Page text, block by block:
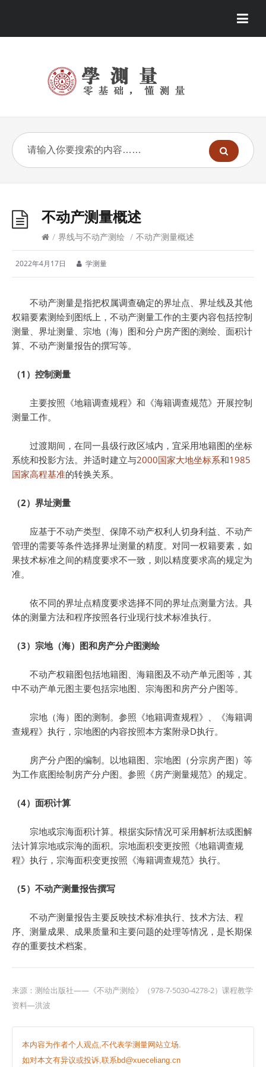
不动产测量概述
/ 界线与不动产测绘 / 不动产测量概述
2022年4月17日 学测量
不动产测量是指把权属调查确定的界址点、界址线及其他
权籍要素测绘到图纸上，不动产测量工作的主要内容包括控制
测量、界址测量、宗地（海）图和分户房产图的测绘、面积计
算、不动产测量报告的撰写等。
（1）控制测量
主要按照《地籍调查规程》和《海籍调查规范》开展控制
测量工作。
过渡期间，在同一县级行政区域内，宜采用地籍图的坐标
系统和投影方法。并适时建立与2000国家大地坐标系和1985
国家高程基准的转换关系。
（2）界址测量
应基于不动产类型、保障不动产权利人切身利益、不动产
管理的需要等条件选择界址测量的精度。对同一权籍要素，如
果技术标准之间的精度要求不一致，则以精度要求高的规定为
准。
依不同的界址点精度要求选择不同的界址点测量方法。具
体的测量方法和程序按照各行业现行技术标准执行。
（3）宗地（海）图和房产分户图测绘
不动产权籍图包括地籍图、海籍图及不动产单元图等，其
中不动产单元图主要包括宗地图、宗海图和房产分户图等。
宗地（海）图的测制。参照《地籍调查规程》、《海籍调
查规程》执行，宗地图的内容按照本方案附录D执行。
房产分户图的编制。以地籍图、宗地图（分宗房产图）等
为工作底图绘制房产分户图。参照《房产测量规范》的规定。
（4）面积计算
宗地或宗海面积计算。根据实际情况可采用解析法或图解
法计算宗地或宗海的面积。宗地面积变更按照《地籍调查规
程》执行，宗海面积变更按照《海籍调查规范》执行。
（5）不动产测量报告撰写
不动产测量报告主要反映技术标准执行、技术方法、程
序、测量成果、成果质量和主要问题的处理等情况，是长期保
存的重要技术档案。
来源： 测绘出版社——《不动产测绘》（978-7-5030-4278-2）课程教学
资料—洪波
本内容为作者个人观点,不代表学测量网站立场.
如对本文有异议或投诉,联系bd@xueceliang.cn